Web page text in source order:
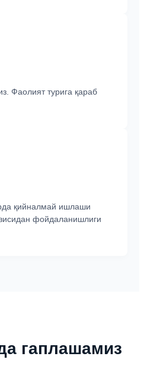
Фаолият турига қараб
қийналмай ишлаши
фойдаланишлиги
гаплашамиз